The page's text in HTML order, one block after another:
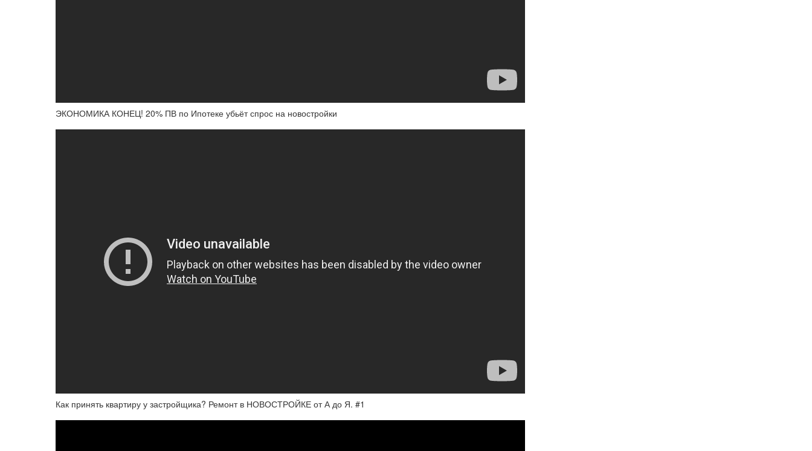
ЭКОНОМИКА КОНЕЦ! 20% ПВ по Ипотеке убьёт спрос на новостройки
Как принять квартиру у застройщика? Ремонт в НОВОСТРОЙКЕ от А до Я. #1